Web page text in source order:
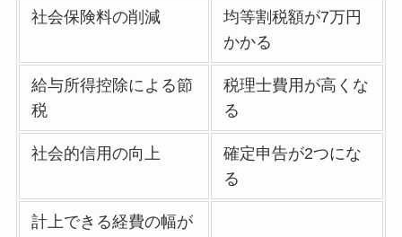
社会保険料の削減
均等割税額が7万円
かかる
給与所得控除による節
税
税理士費用が高くな
る
社会的信用の向上
確定申告が2つにな
る
計上できる経費の幅が